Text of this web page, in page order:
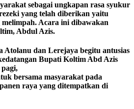
sebagai ungkapan rasa syukur
yang telah diberikan yaitu
melimpah. Acara ini dibawakan
Abdul Azis.
Atolanu dan Lerejaya begitu antusias
Bupati Koltim Abd Azis
pagi,
bersama masyarakat pada
raya yang ditempatkan di